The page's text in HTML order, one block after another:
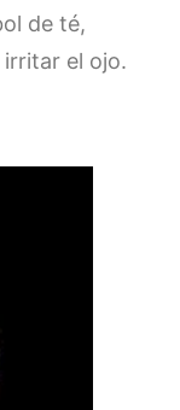
de té,
el ojo.